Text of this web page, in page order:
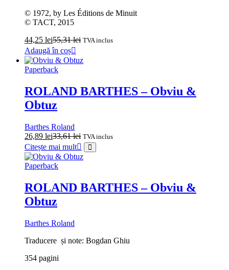
© 1972, by Les Éditions de Minuit
© TACT, 2015
44,25 lei55,31lei TVA inclus
Adaugă în coș
Paperback
ROLAND BARTHES – Obviu &
Obtuz
Barthes Roland
26,89 lei33,61lei TVA inclus
Citește mai mult
Paperback
ROLAND BARTHES – Obviu &
Obtuz
Barthes Roland
Traducere și note: Bogdan Ghiu
354 pagini